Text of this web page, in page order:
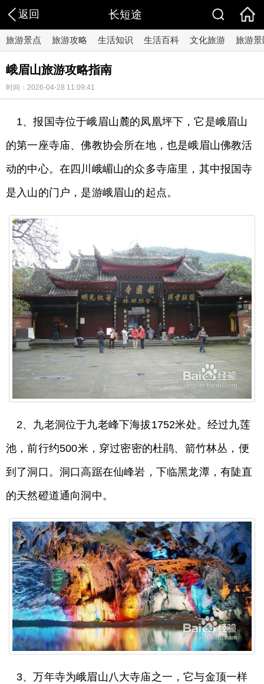
返回 长短途
旅游景点 旅游攻略 生活知识 生活百科 文化旅游 旅游景
峨眉山旅游攻略指南
时间：2026-04-28 11:09:41
1、报国寺位于峨眉山麓的凤凰坪下，它是峨眉山
的第一座寺庙、佛教协会所在地，也是峨眉山佛教活
动的中心。在四川峨嵋山的众多寺庙里，其中报国寺
是入山的门户，是游峨眉山的起点。
2、九老洞位于九老峰下海拔1752米处。经过九莲
池，前行约500米，穿过密密的杜鹃、箭竹林丛，便
到了洞口。洞口高踞在仙峰岩，下临黑龙潭，有陡直
的天然磴道通向洞中。
3、万年寺为峨眉山八大寺庙之一，它与金顶一样